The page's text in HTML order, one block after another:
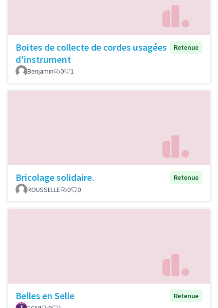
Boites de collecte de cordes usagées
d'instrument
Retenue
Benjamin 0 1
Bricolage solidaire.
Retenue
ROUSSELLE
0 0
Belles en Selle
Retenue